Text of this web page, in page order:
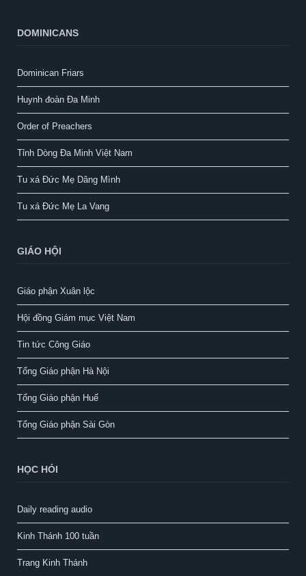
DOMINICANS
Dominican Friars
Huynh đoàn Đa Minh
Order of Preachers
Tỉnh Dòng Đa Minh Việt Nam
Tu xá Đức Mẹ Dâng Mình
Tu xá Đức Mẹ La Vang
GIÁO HỘI
Giáo phận Xuân lộc
Hội đồng Giám mục Việt Nam
Tin tức Công Giáo
Tổng Giáo phận Hà Nội
Tổng Giáo phận Huế
Tổng Giáo phận Sài Gòn
HỌC HỎI
Daily reading audio
Kinh Thánh 100 tuần
Trang Kinh Thánh